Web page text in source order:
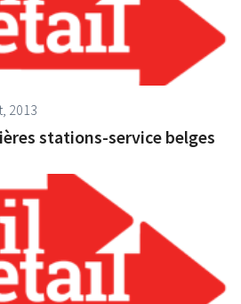
2013
stations-service belges